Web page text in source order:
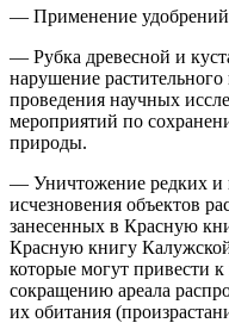
— Применение удобрений
— Рубка древесной и
нарушение
проведения научных
мероприятий по
природы.
— Уничтожение редких и
исчезновения объектов
занесенных в Красную
Красную книгу
которые могут привести
сокращению ареала
их обитания